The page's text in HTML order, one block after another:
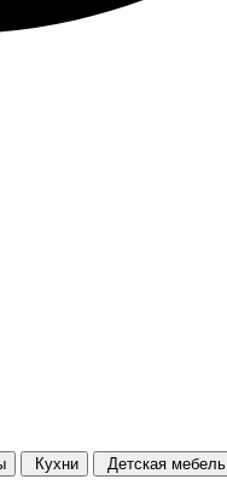
Кухни Детская мебель